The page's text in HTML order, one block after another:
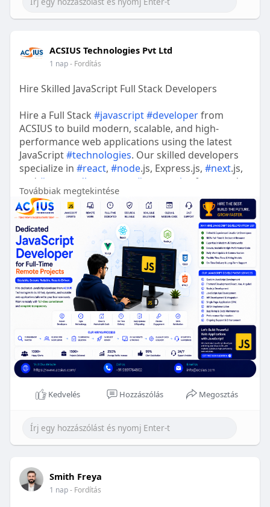
ACSIUS Technologies Pvt Ltd
1 nap- Fordítás
Hire Skilled JavaScript Full Stack Developers
Hire a Full Stack #javascript#developerfrom
ACSIUS to build modern, scalable, and high-
performance web applications using the latest
JavaScript#technologies. Our skilled developers
specialize in #react, #node.js, Express.js, #next.js,
and #mongodb #responsive
front-end
interfaces and robust back-end systems. Whether
you need a custom#web #application
#api
#development
, or full-stack support, we deliver
secure, efficient, and business-focused
#solutions
that drive#digital growth.
Visit:-https://www.acsius.com/hire-javascript-
developers/
Továbbiak megtekintése
Kedvelés Hozzászólás Megosztás
Smith Freya
1 nap- Fordítás